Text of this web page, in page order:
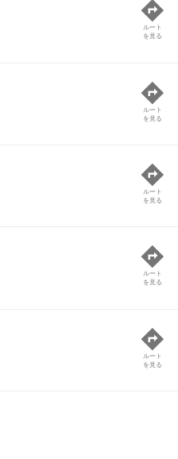
ルート
を見る
ルート
を見る
ルート
を見る
ルート
を見る
ルート
を見る